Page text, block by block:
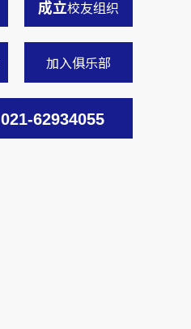
成立校友组织
加入俱乐部
021-62934055